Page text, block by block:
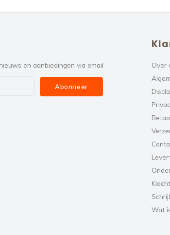
en aanbiedingen via email
Abonneer
Over
Wat